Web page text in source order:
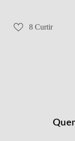
8 Curtir